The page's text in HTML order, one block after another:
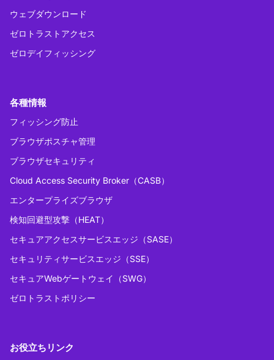
ウェブダウンロード
ゼロトラストアクセス
ゼロデイフィッシング
各種情報
フィッシング防止
ブラウザポスチャ管理
ブラウザセキュリティ
Cloud Access Security Broker（CASB）
エンタープライズブラウザ
検知回避型攻撃（HEAT）
セキュアアクセスサービスエッジ（SASE）
セキュリティサービスエッジ（SSE）
セキュアWebゲートウェイ（SWG）
ゼロトラストポリシー
お役立ちリンク